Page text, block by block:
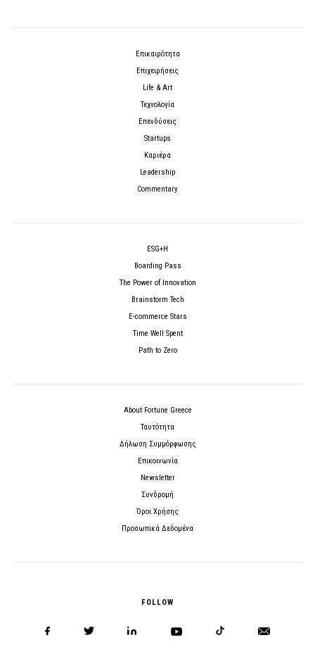
Επικαιρότητα
Επιχειρήσεις
Life & Art
Τεχνολογία
Επενδύσεις
Startups
Καριέρα
Leadership
Commentary
ESG+H
Boarding Pass
The Power of Innovation
Brainstorm Tech
E-commerce Stars
Time Well Spent
Path to Zero
About Fortune Greece
Ταυτότητα
Δήλωση Συμμόρφωσης
Επικοινωνία
Newsletter
Συνδρομή
Όροι Χρήσης
Προσωπικά Δεδομένα
FOLLOW